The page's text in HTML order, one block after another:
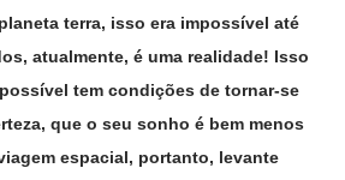
terra, isso era impossível até
atualmente, é uma realidade! Isso
tem condições de tornar-se
que o seu sonho é bem menos
espacial, portanto, levante